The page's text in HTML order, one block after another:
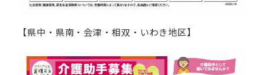
【県中・県南・会津・相双・いわき地区】